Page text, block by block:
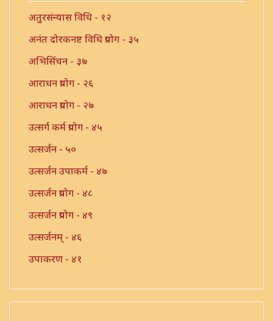
अतुरसंन्यास विधि - १२
अनंत दोरकनष्ट विधि प्रयोग - ३५
अभिसिंचन - ३७
आराधन प्रयोग - २६
आराधन प्रयोग - २७
उत्सर्ग कर्म प्रयोग - ४५
उत्सर्जन - ५०
उत्सर्जन उपाकर्म - ४७
उत्सर्जन प्रयोग - ४८
उत्सर्जन प्रयोग - ४९
उत्सर्जनम् - ४६
उपाकरण - ४१
उपाकर्म - ४३